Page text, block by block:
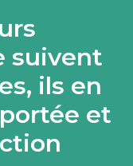
suivent
ils en
et